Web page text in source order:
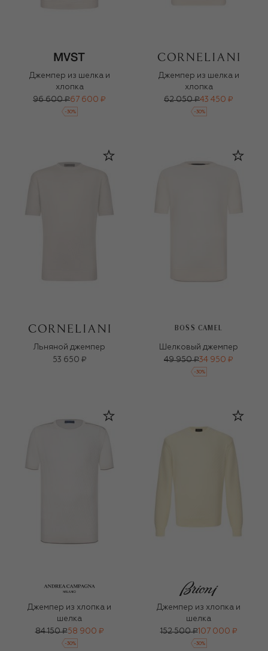
Джемпер из шелка и
хлопка
96 600 ₽67 600 ₽
-30%
Джемпер из шелка и
хлопка
62 050 ₽43 450 ₽
-30%
Льняной джемпер
53 650 ₽
BOSS CAMEL
Шелковый джемпер
49 950 ₽34 950 ₽
-30%
Джемпер из хлопка и
шелка
84 150 ₽58 900 ₽
-30%
Джемпер из хлопка и
шелка
152 500 ₽107 000 ₽
-30%